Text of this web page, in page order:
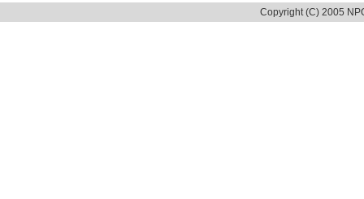
Copyright (C) 2005